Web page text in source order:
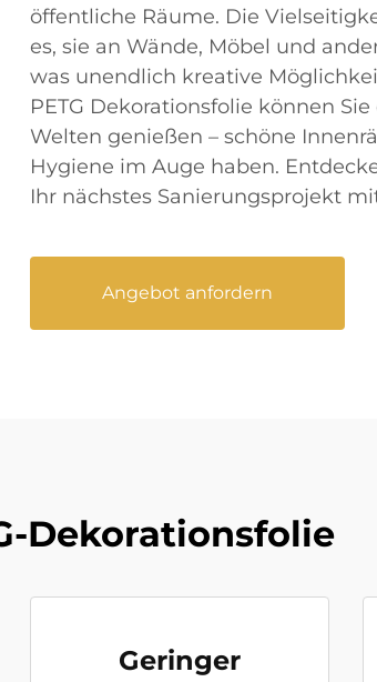
öffentliche Räume. Die
es, sie an Wände, Möbel und
was unendlich kreative
PETG Dekorationsfolie können
Welten genießen – schöne
Hygiene im Auge haben.
Ihr nächstes Sanierungsprojekt
Angebot anfordern
Dekorationsfolie
Geringer